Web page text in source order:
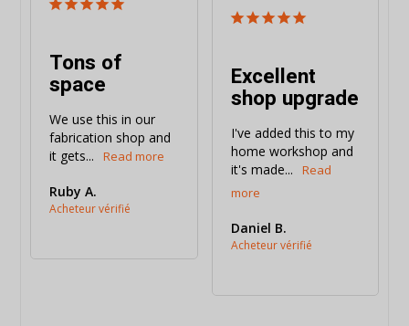
Tons of
space
We use this in our
fabrication shop and
it gets...
Ruby A.
Excellent
shop upgrade
I've added this to my
home workshop and
it's made...
Daniel B.